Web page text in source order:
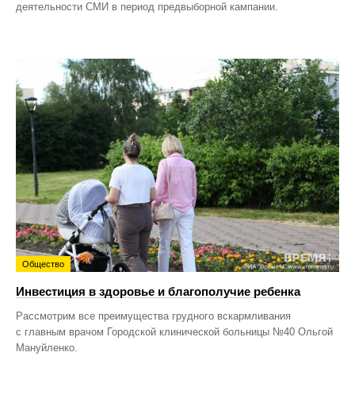
деятельности СМИ в период предвыборной кампании.
Общество
Инвестиция в здоровье и благополучие ребенка
Рассмотрим все преимущества грудного вскармливания
с главным врачом Городской клинической больницы №40 Ольгой
Мануйленко.